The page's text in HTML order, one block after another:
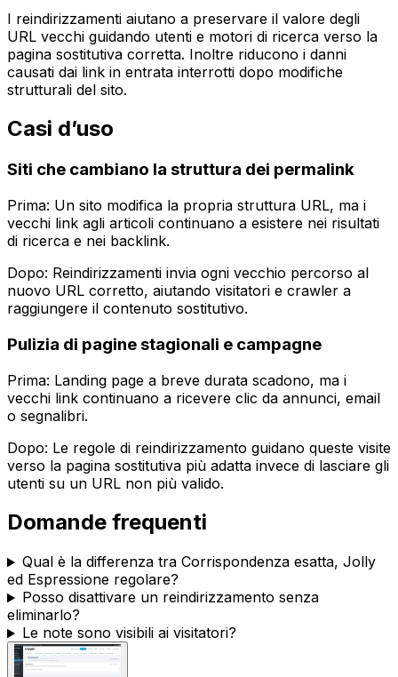
I reindirizzamenti aiutano a preservare il valore degli
URL vecchi guidando utenti e motori di ricerca verso la
pagina sostitutiva corretta. Inoltre riducono i danni
causati dai link in entrata interrotti dopo modifiche
strutturali del sito.
Casi d’uso
Siti che cambiano la struttura dei permalink
Prima: Un sito modifica la propria struttura URL, ma i
vecchi link agli articoli continuano a esistere nei risultati
di ricerca e nei backlink.
Dopo: Reindirizzamenti invia ogni vecchio percorso al
nuovo URL corretto, aiutando visitatori e crawler a
raggiungere il contenuto sostitutivo.
Pulizia di pagine stagionali e campagne
Prima: Landing page a breve durata scadono, ma i
vecchi link continuano a ricevere clic da annunci, email
o segnalibri.
Dopo: Le regole di reindirizzamento guidano queste visite
verso la pagina sostitutiva più adatta invece di lasciare gli
utenti su un URL non più valido.
Domande frequenti
Qual è la differenza tra Corrispondenza esatta, Jolly
ed Espressione regolare?
Posso disattivare un reindirizzamento senza
eliminarlo?
Le note sono visibili ai visitatori?